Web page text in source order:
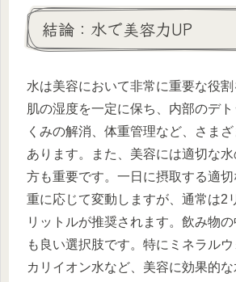
結論：水で美容力UP
水は美容において非常に重要な役割
肌の湿度を一定に保ち、内部のデ
くみの解消、体重管理など、さま
あります。また、美容には適切な
方も重要です。一日に摂取する適
重に応じて変動しますが、通常は2
リットルが推奨されます。飲み物
も良い選択肢です。特にミネラル
カリイオン水など、美容に効果的